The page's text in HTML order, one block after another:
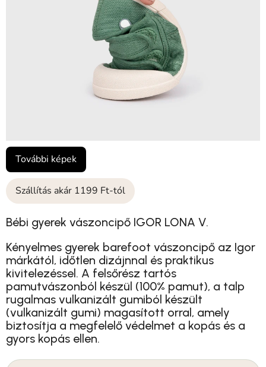
Szállítás akár 1199 Ft-tól
Bébi gyerek vászoncipő IGOR LONA V.
Kényelmes gyerek barefoot vászoncipő az Igor
márkától, időtlen dizájnnal és praktikus
kivitelezéssel. A felsőrész tartós
pamutvászonból készül (100% pamut), a talp
rugalmas vulkanizált gumiból készült
(vulkanizált gumi) magasított orral, amely
biztosítja a megfelelő védelmet a kopás és a
gyors kopás ellen.
További képek